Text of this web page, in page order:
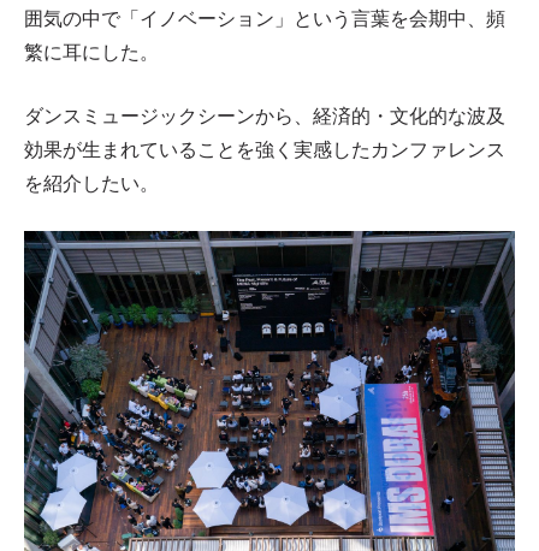
囲気の中で「イノベーション」という言葉を会期中、頻
繁に耳にした。
ダンスミュージックシーンから、経済的・文化的な波及
効果が生まれていることを強く実感したカンファレンス
を紹介したい。